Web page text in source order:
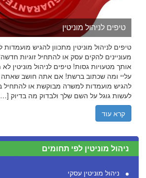
טיפים לניהול מוניטין
טיפים לניהול מוניטין מתכוון להגיש מועמדות
אותך מטעויות גסות! טיפים לניהול מוניטין לא
עליי ומה שכתוב ברשת! אם אתה חושב שאתה
להגיש מועמדות למשרה מבוקשת או להתחיל
לעשות גוגל על השם שלך ולבדוק מה בדיוק […]
קרא עוד
ניהול מוניטין לפי תחומים
ניהול מוניטין עסקי